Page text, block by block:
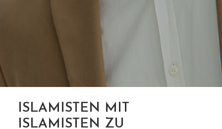
FLÜCHTLINGSSTROM
ISLAMISTEN MIT
ISLAMISTEN ZU